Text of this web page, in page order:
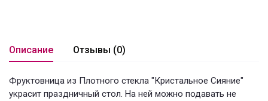
Описание Отзывы (0)
Фруктовница из Плотного стекла "Кристальное Сияние"
украсит праздничный стол. На ней можно подавать не